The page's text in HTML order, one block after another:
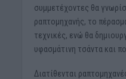
συμμετέχοντες θα
ραπτομηχανής, το
τεχνικές, ενώ θα
υφασμάτινη τσάντα και
Διατίθενται